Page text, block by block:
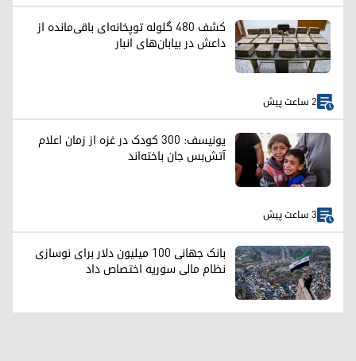
کشف ۴۸۰ گلوله توپخانه‌ای باقی‌مانده از
داعش در بیابان‌های انبار
2 ساعت پیش
یونیسف: ۳۰۰ کودک در غزه از زمان اعلام
آتش‌بس جان باخته‌اند
3 ساعت پیش
بانک جهانی ۱۰۰ میلیون دلار برای نوسازی
نظام مالی سوریه اختصاص داد